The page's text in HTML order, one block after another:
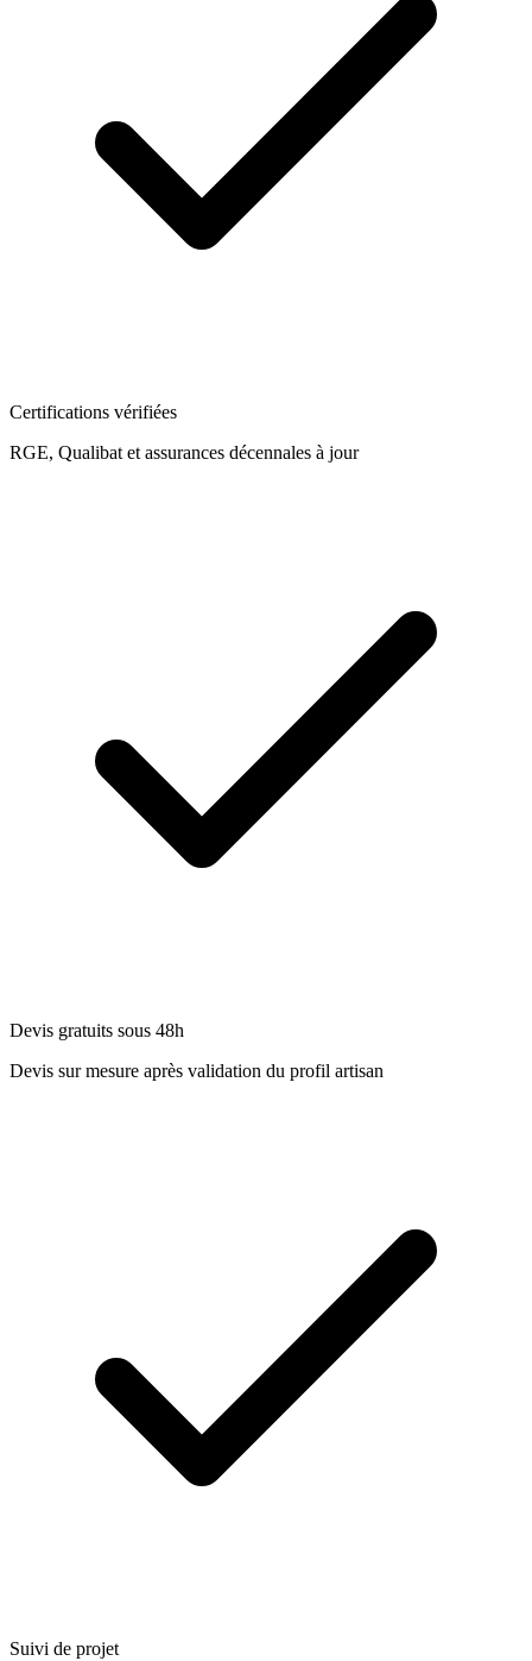
Certifications vérifiées
RGE, Qualibat et assurances décennales à jour
Devis gratuits sous 48h
Devis sur mesure après validation du profil artisan
Suivi de projet